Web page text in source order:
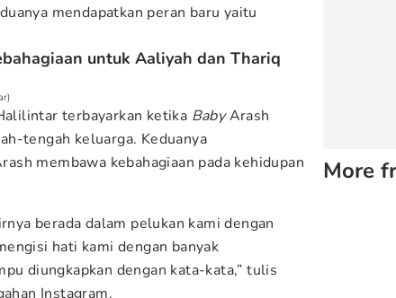
mendapatkan peran baru yaitu
untuk Aaliyah dan Thariq
terbayarkan ketika BabyArash
tengah keluarga. Keduanya
membawa kebahagiaan pada kehidupan
berada dalam pelukan kami dengan
hati kami dengan banyak
diungkapkan dengan kata-kata,” tulis
Instagram.
More